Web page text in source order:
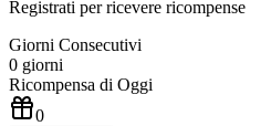
Registrati per ricevere ricompense
Giorni Consecutivi
0 giorni
Ricompensa di Oggi
0